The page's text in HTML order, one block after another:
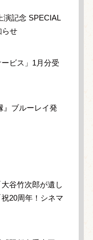
演記念 SPECIAL
らせ
ビス」1月分受
』ブルーレイ発
谷竹次郎が遺し
20周年！シネマ